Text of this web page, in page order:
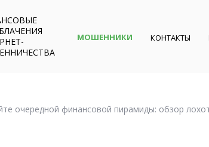
МОШЕННИКИ КОНТАКТЫ
очередной финансовой пирамиды: обзор